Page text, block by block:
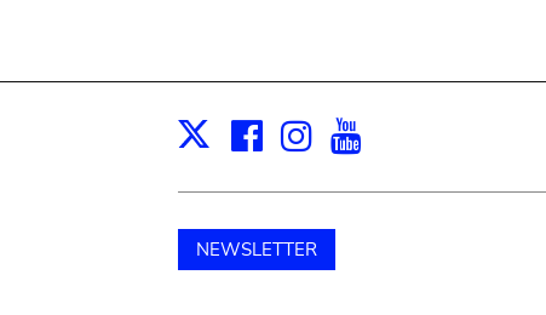
X Facebook
Instagram
NEWSLETTER